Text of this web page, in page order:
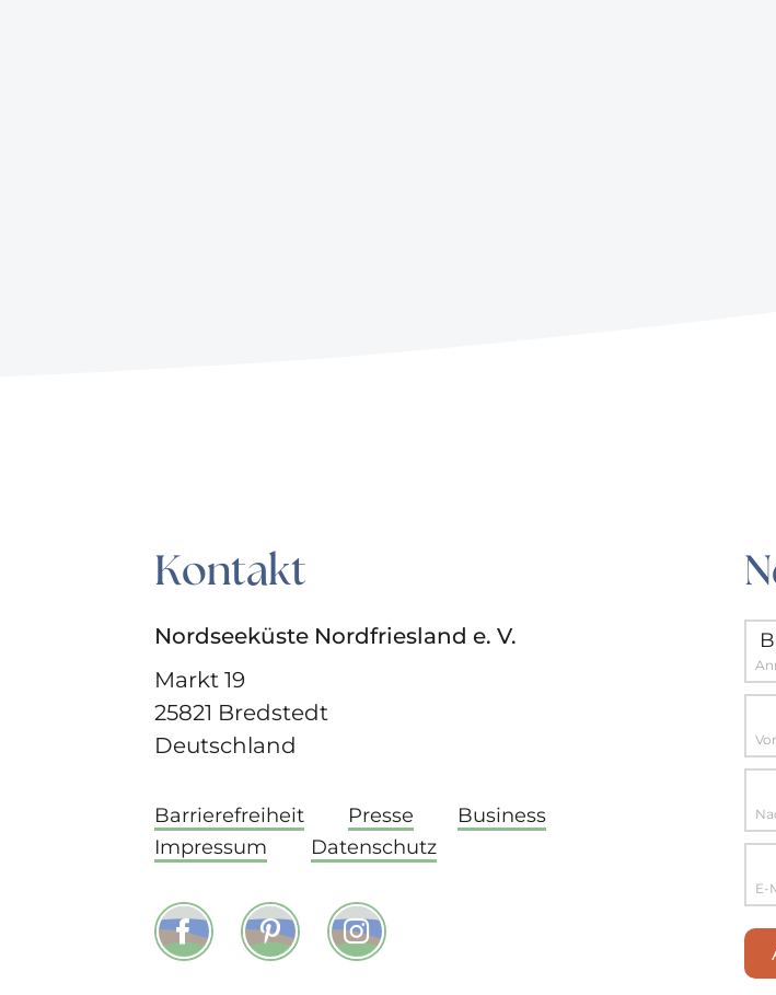
Kontakt
Nordseeküste Nordfriesland e. V.
Markt 19
25821 Bredstedt
Deutschland
Barrierefreiheit Presse
Business
Impressum
Datenschutz
FacebookPinterestInstagram
E-